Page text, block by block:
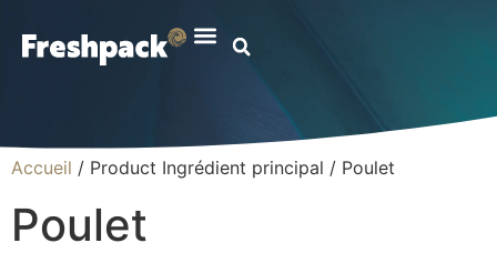
Accueil / Product Ingrédient principal / Poulet
Poulet